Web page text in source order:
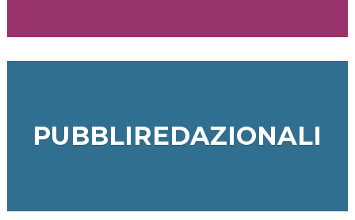
PUBBLIREDAZIONALI